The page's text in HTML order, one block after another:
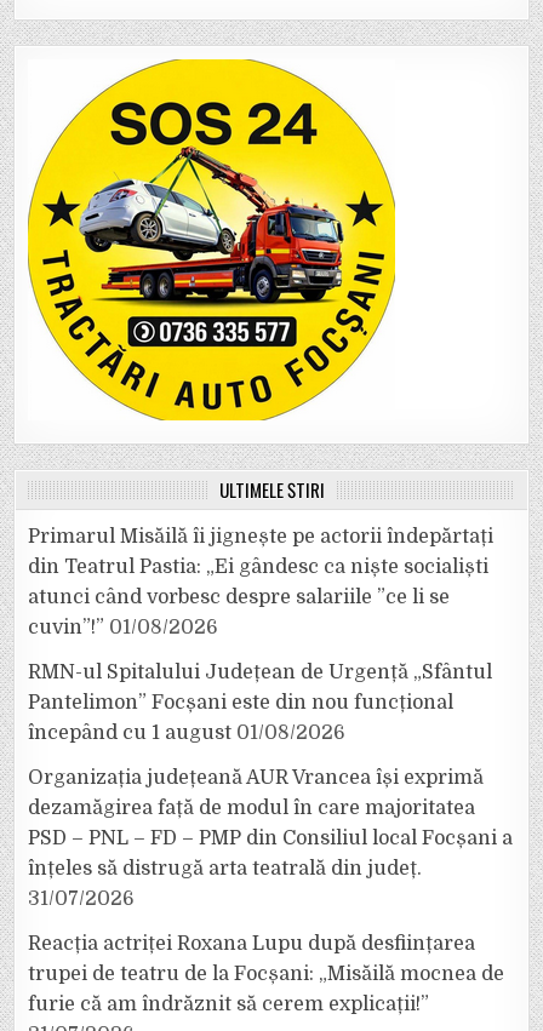
ULTIMELE ȘTIRI
Primarul Misăilă îi jignește pe actorii îndepărtați
din Teatrul Pastia: „Ei gândesc ca niște socialiști
atunci când vorbesc despre salariile ”ce li se
cuvin”!” 01/08/2026
RMN-ul Spitalului Județean de Urgență „Sfântul
Pantelimon” Focșani este din nou funcțional
începând cu 1 august 01/08/2026
Organizația județeană AUR Vrancea își exprimă
dezamăgirea față de modul în care majoritatea
PSD – PNL – FD – PMP din Consiliul local Focșani a
înțeles să distrugă arta teatrală din județ.
31/07/2026
Reacția actriței Roxana Lupu după desființarea
trupei de teatru de la Focșani: „Misăilă mocnea de
furie că am îndrăznit să cerem explicații!”